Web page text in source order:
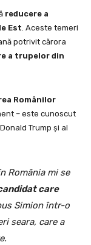
reducere a
Est. Aceste temeri
potrivit cărora
a trupelor din
Românilor
– este cunoscut
Trump și al
România mi se
care
Simion într-o
seara, care a